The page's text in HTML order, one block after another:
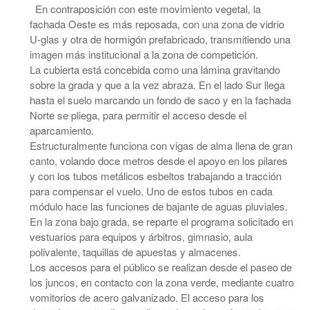
En contraposición con este movimiento vegetal, la
fachada Oeste es más reposada, con una zona de vidrio
U-glas y otra de hormigón prefabricado, transmitiendo una
imagen más institucional a la zona de competición.
La cubierta está concebida como una lámina gravitando
sobre la grada y que a la vez abraza. En el lado Sur llega
hasta el suelo marcando un fondo de saco y en la fachada
Norte se pliega, para permitir el acceso desde el
aparcamiento.
Estructuralmente funciona con vigas de alma llena de gran
canto, volando doce metros desde el apoyo en los pilares
y con los tubos metálicos esbeltos trabajando a tracción
para compensar el vuelo. Uno de estos tubos en cada
módulo hace las funciones de bajante de aguas pluviales.
En la zona bajo grada, se reparte el programa solicitado en
vestuarios para equipos y árbitros, gimnasio, aula
polivalente, taquillas de apuestas y almacenes.
Los accesos para el público se realizan desde el paseo de
los juncos, en contacto con la zona verde, mediante cuatro
vomitorios de acero galvanizado. El acceso para los